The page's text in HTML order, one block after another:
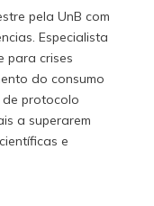
pela UnB com
Especialista
para crises
do consumo
protocolo
a superarem
e